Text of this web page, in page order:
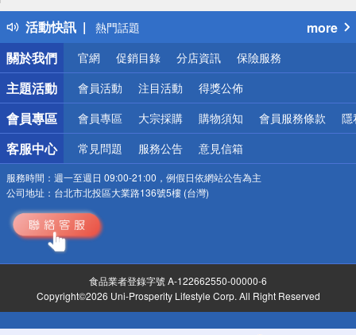
活動快訊
得獎公告
熱門話題
銀行優惠
偏遠地區配送
詐騙網頁！請小心！
more
關於我們
官網 促銷目錄 分店資訊 保險服務
主題活動 會員活動 注目活動 得獎公佈
會員專區 會員專區 大宗採購 購物須知 會員服務條款 隱
客服中心 常見問題 服務公告 意見信箱
服務時間： 週一至週日 09:00-21:00，例假日依網站公告為主
公司地址： 台北市北投區大業路136號5樓 (台灣)
食品業者登錄字號 A-122662550-00000-6
Copyright©2026 Uni-Prosperity Lifestyle Corp. All Right Reserved